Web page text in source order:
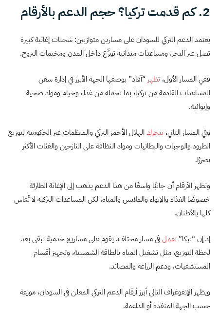
2. كم قدمت تركيا؟ حجم الدعم بالأرقام
يعتمد الدعم التركي للسودان على مسارين متوازيين: شحنات إغاثية كبيرة
تصل عبر البحر، ومساعدات ميدانية توزَّع داخل المدن ومخيمات النزوح.
ففي المسار الأول، تظهر “آفاد” بوصفها الجهة الأبرز في إدارة سفن
المساعدات القادمة من تركيا، بما تحمله من غذاء وخيام ومواد صحية
وإيوائية.
وفي المسار الثاني، يتحركالهلال الأحمر التركي والمنظمات غير الحكومية لتوزيع
الطرود والوجبات والبطانيات ومواد النظافة على النازحين والفئات الأكثر
تضررًا.
وتظهر الأرقام أن جانبًا واسعًا من هذا الدعم يذهب إلى الإغاثة الطارئة
خصوصًا الغذاء والإيواء والملابس والمياه، لكن المساعدات التركية لا تُقاس
كلها بالأطنان.
إذ إن “تيكا” تعملفي مسار مختلف، يقوم على مشاريع خدمية تبقى بعد
لحظة التوزيع، مثل تشغيل المياه بالطاقة الشمسية، وتجهيز أقسام
المستشفيات، ودعم الزراعة والمصائد.
ويظهر الإنفوغراف التالي أبرز أرقام الدعم التركي المعلن في السودان، موزعة
حسب الجهة المنفذة أو الداعمة.